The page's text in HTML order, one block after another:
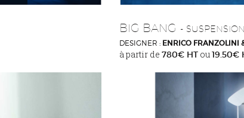
BIG BANG -
DESIGNER : ENRICO FRANZOLINI
à partir de 780€ HT ou 19.50€